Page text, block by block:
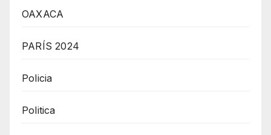
OAXACA
PARÍS 2024
Policia
Politica